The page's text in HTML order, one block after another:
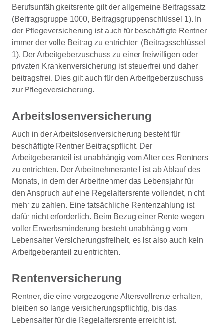
Berufsunfähigkeitsrente gilt der allgemeine Beitragssatz
(Beitragsgruppe 1000, Beitragsgruppenschlüssel 1). In
der Pflegeversicherung ist auch für beschäftigte Rentner
immer der volle Beitrag zu entrichten (Beitragsschlüssel
1). Der Arbeitgeberzuschuss zu einer freiwilligen oder
privaten Krankenversicherung ist steuerfrei und daher
beitragsfrei. Dies gilt auch für den Arbeitgeberzuschuss
zur Pflegeversicherung.
Arbeitslosenversicherung
Auch in der Arbeitslosenversicherung besteht für
beschäftigte Rentner Beitragspflicht. Der
Arbeitgeberanteil ist unabhängig vom Alter des Rentners
zu entrichten. Der Arbeitnehmeranteil ist ab Ablauf des
Monats, in dem der Arbeitnehmer das Lebensjahr für
den Anspruch auf eine Regelaltersrente vollendet, nicht
mehr zu zahlen. Eine tatsächliche Rentenzahlung ist
dafür nicht erforderlich. Beim Bezug einer Rente wegen
voller Erwerbsminderung besteht unabhängig vom
Lebensalter Versicherungsfreiheit, es ist also auch kein
Arbeitgeberanteil zu entrichten.
Rentenversicherung
Rentner, die eine vorgezogene Altersvollrente erhalten,
bleiben so lange versicherungspflichtig, bis das
Lebensalter für die Regelaltersrente erreicht ist.